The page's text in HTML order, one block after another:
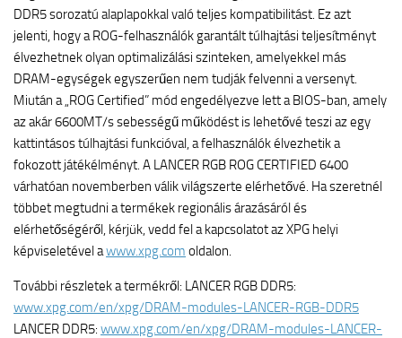
DDR5 sorozatú alaplapokkal való teljes kompatibilitást. Ez azt
jelenti, hogy a ROG-felhasználók garantált túlhajtási teljesítményt
élvezhetnek olyan optimalizálási szinteken, amelyekkel más
DRAM-egységek egyszerűen nem tudják felvenni a versenyt.
Miután a „ROG Certified” mód engedélyezve lett a BIOS-ban, amely
az akár 6600MT/s sebességű működést is lehetővé teszi az egy
kattintásos túlhajtási funkcióval, a felhasználók élvezhetik a
fokozott játékélményt. A LANCER RGB ROG CERTIFIED 6400
várhatóan novemberben válik világszerte elérhetővé. Ha szeretnél
többet megtudni a termékek regionális árazásáról és
elérhetőségéről, kérjük, vedd fel a kapcsolatot az XPG helyi
képviseletével awww.xpg.com oldalon.
További részletek a termékről: LANCER RGB DDR5:
www.xpg.com/en/xpg/DRAM-modules-LANCER-RGB-DDR5
LANCER DDR5: www.xpg.com/en/xpg/DRAM-modules-LANCER-